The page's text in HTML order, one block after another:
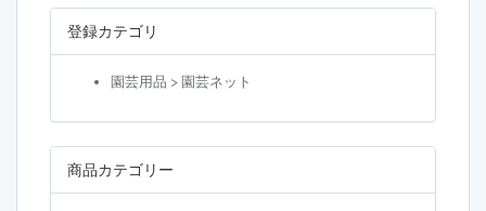
登録カテゴリ
園芸用品 > 園芸ネット
商品カテゴリー